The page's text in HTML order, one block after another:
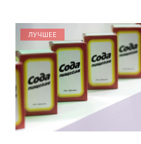
ЛУЧШЕЕ